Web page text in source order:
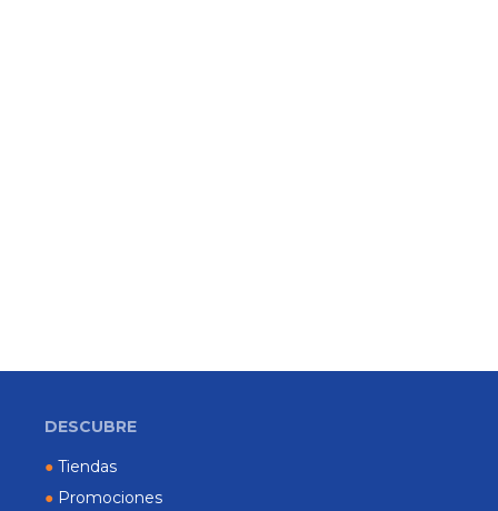
DESCUBRE
● Tiendas
● Promociones